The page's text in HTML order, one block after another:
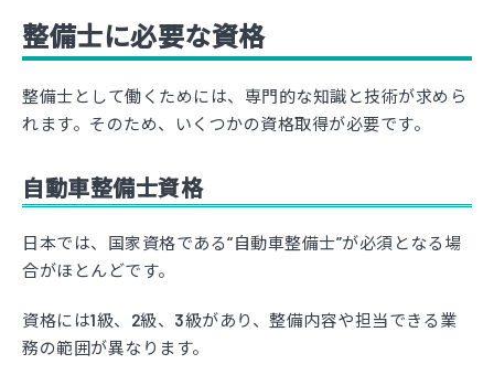
整備士に必要な資格
整備士として働くためには、専門的な知識と技術が求めら
れます。そのため、いくつかの資格取得が必要です。
自動車整備士資格
日本では、国家資格である“自動車整備士”が必須となる場
合がほとんどです。
資格には1級、2級、3級があり、整備内容や担当できる業
務の範囲が異なります。